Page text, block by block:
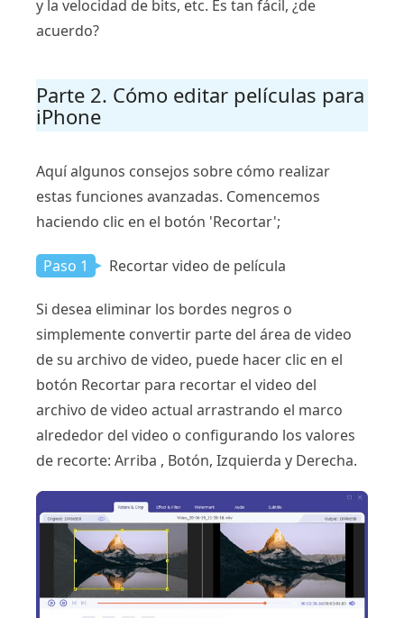
y la velocidad de bits, etc. Es tan fácil, ¿de
acuerdo?
Parte 2. Cómo editar películas para
iPhone
Aquí algunos consejos sobre cómo realizar
estas funciones avanzadas. Comencemos
haciendo clic en el botón 'Recortar';
Paso 1 Recortar video de película
Si desea eliminar los bordes negros o
simplemente convertir parte del área de video
de su archivo de video, puede hacer clic en el
botón Recortar para recortar el video del
archivo de video actual arrastrando el marco
alrededor del video o configurando los valores
de recorte: Arriba , Botón, Izquierda y Derecha.